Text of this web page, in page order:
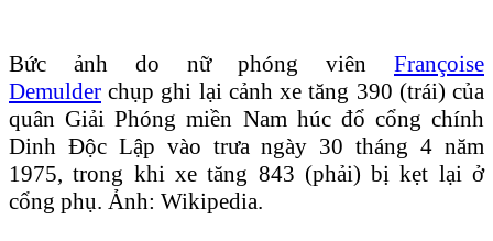
Bức ảnh do nữ phóng viên Françoise
Demulder chụp ghi lại cảnh xe tăng 390 (trái) của
quân Giải Phóng miền Nam húc đổ cổng chính
Dinh Độc Lập vào trưa ngày 30 tháng 4 năm
1975, trong khi xe tăng 843 (phải) bị kẹt lại ở
cổng phụ. Ảnh: Wikipedia.